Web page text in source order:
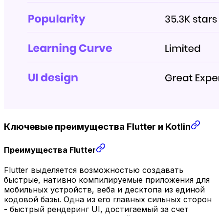
Ключевые преимущества Flutter и Kotlin
Преимущества Flutter
Flutter выделяется возможностью создавать
быстрые, нативно компилируемые приложения для
мобильных устройств, веба и десктопа из единой
кодовой базы. Одна из его главных сильных сторон
- быстрый рендеринг UI, достигаемый за счет